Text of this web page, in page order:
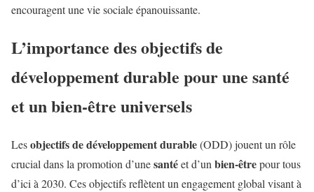
encouragent une vie sociale épanouissante.
L’importance des objectifs de
développement durable pour une santé
et un bien-être universels
Lesobjectifs de développement durable(ODD) jouent un rôle
crucial dans la promotion d’unesantéet d’unbien-êtrepour tous
d’ici à 2030. Ces objectifs reflètent un engagement global visant à